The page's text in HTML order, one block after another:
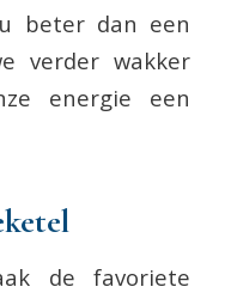
beter dan een
verder wakker
energie een
de favoriete